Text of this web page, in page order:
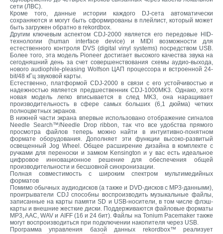
сети (ЛВС).
Кроме того, данные истории каждого DJ-сета автоматически
сохраняются и могут быть сформированы в плейлист, который может
быть загружен обратно в rekordbox.
Другим ключевым аспектом CDJ-2000 является его передовые HID-
технологии (human interface device) и MIDI возможности для
естественного контроля DVS (digital vinyl systems) посредством USB.
Более того, эта модель Pioneer достигает высокого качества звука на
сегодняшний день за счет совершенствования схемы аудио-выхода,
нового audiophile-pleasing Wolfson ЦАП процессора и встроенной 24-
bit/48 кГц звуковой карты.
Естественно, платформой CDJ-2000 в связи с его устойчивостью и
надежностью является предшественник CDJ-1000MK3. Однако, хотя
новая модель легко вписывается в след MK3, она наращивает
производительность в сфере самых больших (6,1 дюйма) четких
полноцветных экранов.
В нижней части экрана впервые использовано отображение сигналов
Needle Search™/Needle Drop ribbon, так что все удобства прямого
просмотра файлов теперь можно найти в интуитивно-понятном
формате оборудования. Дополняет эти функции высоко-развитый
освещенный Jog Wheel. Общее расширение дизайна в комплекте с
ручками для переноски и замком Kensington и у вас есть идеальное
цифровое инновационное решение для обеспечения общей
производительности и бесшовной синхронизации.
Полная совместимость с широким спектром мультимедийных
форматов
Помимо обычных аудиодисков (а также и DVD-дисков с MP3-данными),
проигрыватели CDJ способны воспроизводить музыкальные файлы,
записанные на карты памяти SD и USB-носители, в том числе флэш-
карты и внешние жесткие диски. Поддерживаются файловые форматы
MP3, AAC, WAV и AIFF (16 и 24 бит). Файлы на Tonium Pacemaker также
могут воспроизводиться при подключении накопителя через USB.
Программа управления базой данных rekordbox™ реализует